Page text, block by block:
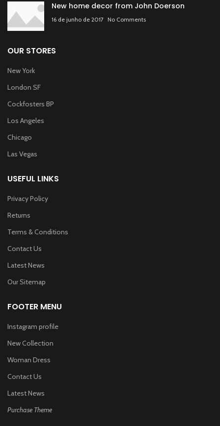
New home decor from John Doerson
16 de junho de 2017 No Comments
OUR STORES
New York
London SF
Cockfosters BP
Los Angeles
Chicago
Las Vegas
USEFUL LINKS
Privacy Policy
Returns
Terms & Conditions
Contact Us
Latest News
Our Sitemap
FOOTER MENU
Instagram profile
New Collection
Woman Dress
Contact Us
Latest News
Purchase Theme